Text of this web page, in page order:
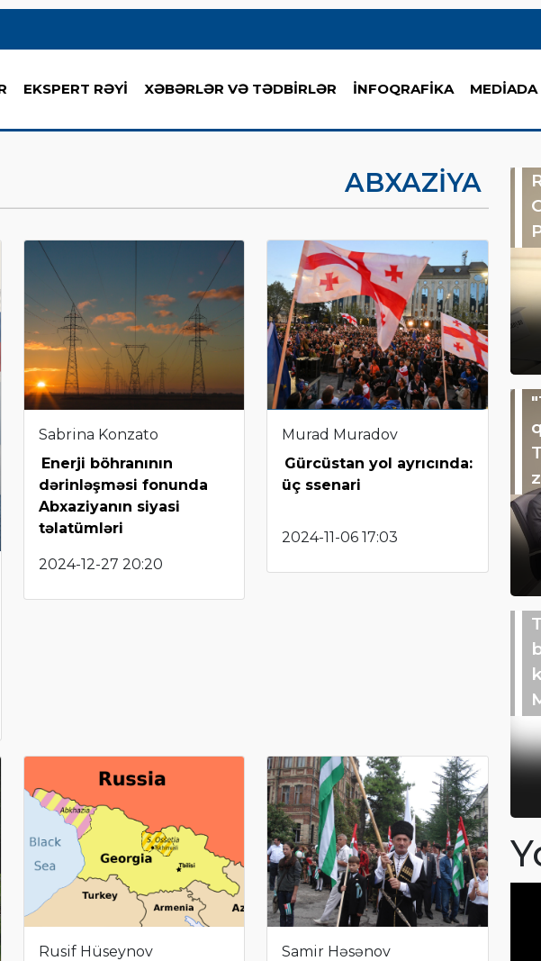
EKSPERT RƏYİ XƏBƏRLƏR VƏ TƏDBİRLƏR İNFOQRAFİKA MEDİADA
ABXAZIYA
Sabrina Konzato
Enerji böhranının
dərinləşməsi fonunda
Abxaziyanın siyasi
təlatümləri
2024-12-27 20:20
Murad Muradov
Gürcüstan yol ayrıcında:
üç ssenari
2024-11-06 17:03
Rusif Hüseynov
Samir Həsənov